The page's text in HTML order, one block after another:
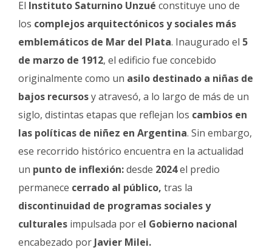
El Instituto Saturnino Unzué constituye uno de
los complejos arquitectónicos y sociales más
emblemáticos de Mar del Plata. Inaugurado el 5
de marzo de 1912, el edificio fue concebido
originalmente como un asilo destinado a niñas de
bajos recursosy atravesó, a lo largo de más de un
siglo, distintas etapas que reflejan los cambios en
las políticas de niñez en Argentina. Sin embargo,
ese recorrido histórico encuentra en la actualidad
un punto de inflexión:desde 2024el predio
permanece cerrado al público, tras la
discontinuidad de programas sociales y
culturales impulsada por el Gobierno nacional
encabezado por Javier Milei.